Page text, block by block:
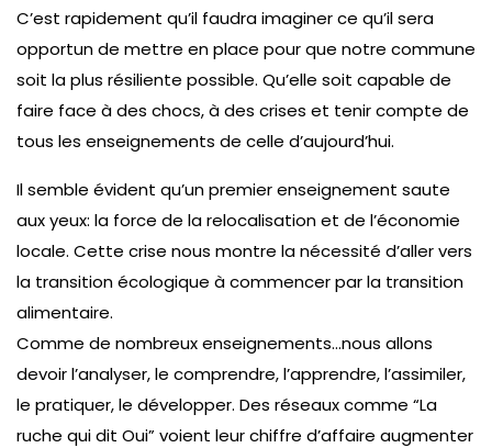
C’est rapidement qu’il faudra imaginer ce qu’il sera
opportun de mettre en place pour que notre commune
soit la plus résiliente possible. Qu’elle soit capable de
faire face à des chocs, à des crises et tenir compte de
tous les enseignements de celle d’aujourd’hui.
Il semble évident qu’un premier enseignement saute
aux yeux: la force de la relocalisation et de l’économie
locale. Cette crise nous montre la nécessité d’aller vers
la transition écologique à commencer par la transition
alimentaire.
Comme de nombreux enseignements…nous allons
devoir l’analyser, le comprendre, l’apprendre, l’assimiler,
le pratiquer, le développer. Des réseaux comme “La
ruche qui dit Oui” voient leur chiffre d’affaire augmenter